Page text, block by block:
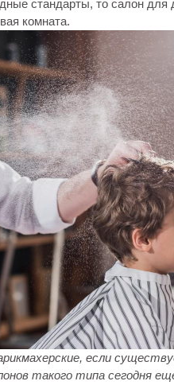
стандарты, то салон для
комната.
если
такого типа сегодня